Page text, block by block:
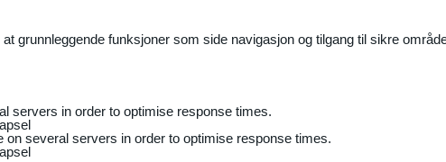
grunnleggende funksjoner som side navigasjon og tilgang til sikre
servers in order to optimise response times.
on several servers in order to optimise response times.